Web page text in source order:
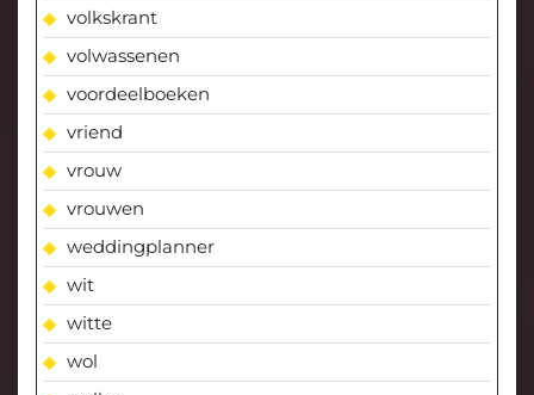
volkskrant
volwassenen
voordeelboeken
vriend
vrouw
vrouwen
weddingplanner
wit
witte
wol